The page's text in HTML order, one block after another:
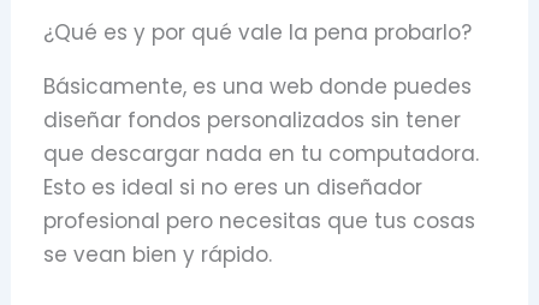
¿Qué es y por qué vale la pena probarlo?
Básicamente, es una web donde puedes
diseñar fondos personalizados sin tener
que descargar nada en tu computadora.
Esto es ideal si no eres un diseñador
profesional pero necesitas que tus cosas
se vean bien y rápido.